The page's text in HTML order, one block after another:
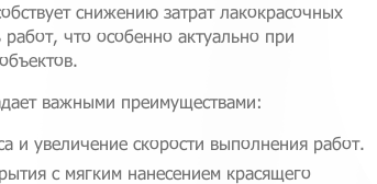
снижению затрат лакокрасочных
что особенно актуально при
важными преимуществами:
и увеличение скорости выполнения работ.
с мягким нанесением красящего